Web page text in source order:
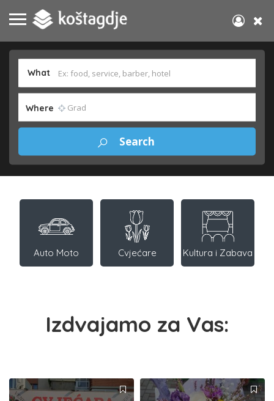
What
Where
Auto Moto Cvjećare Kultura i Zabava
Izdvajamo za Vas: